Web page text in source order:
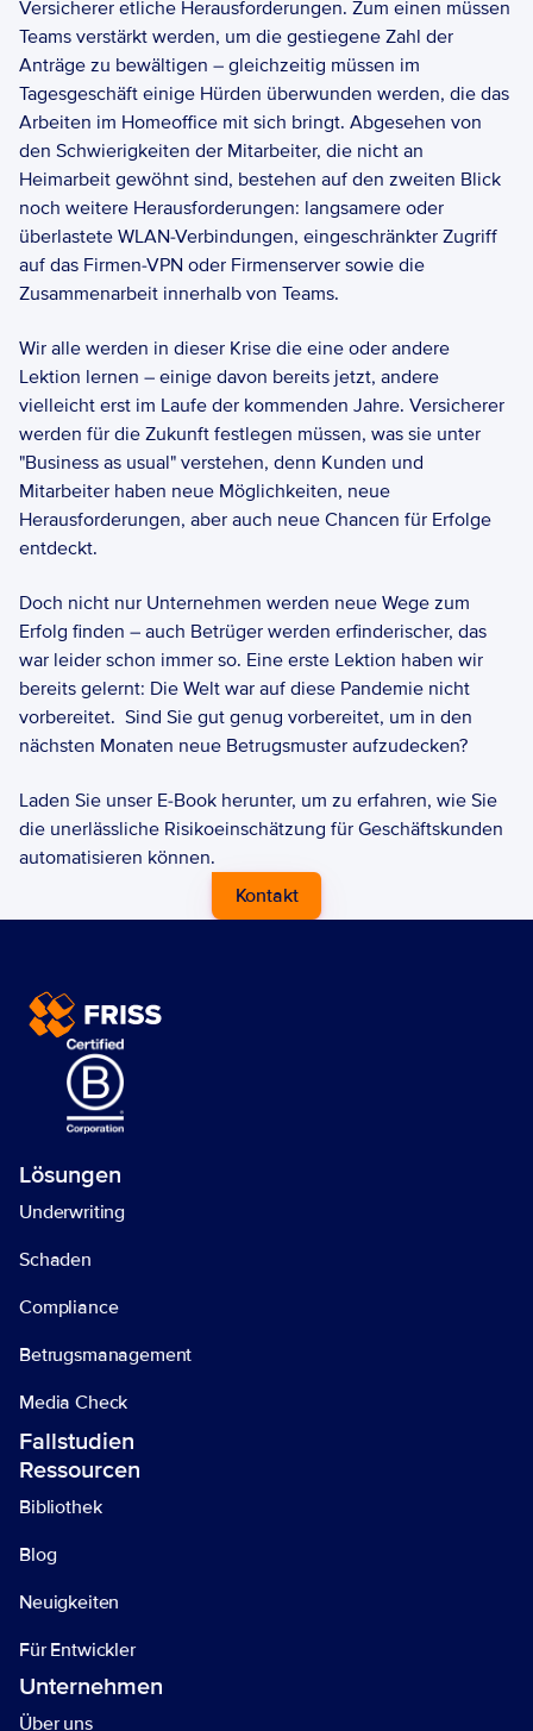
Versicherer etliche Herausforderungen. Zum einen müssen
Teams verstärkt werden, um die gestiegene Zahl der
Anträge zu bewältigen – gleichzeitig müssen im
Tagesgeschäft einige Hürden überwunden werden, die das
Arbeiten im Homeoffice mit sich bringt. Abgesehen von
den Schwierigkeiten der Mitarbeiter, die nicht an
Heimarbeit gewöhnt sind, bestehen auf den zweiten Blick
noch weitere Herausforderungen: langsamere oder
überlastete WLAN-Verbindungen, eingeschränkter Zugriff
auf das Firmen-VPN oder Firmenserver sowie die
Zusammenarbeit innerhalb von Teams.
Wir alle werden in dieser Krise die eine oder andere
Lektion lernen – einige davon bereits jetzt, andere
vielleicht erst im Laufe der kommenden Jahre. Versicherer
werden für die Zukunft festlegen müssen, was sie unter
"Business as usual" verstehen, denn Kunden und
Mitarbeiter haben neue Möglichkeiten, neue
Herausforderungen, aber auch neue Chancen für Erfolge
entdeckt.
Doch nicht nur Unternehmen werden neue Wege zum
Erfolg finden – auch Betrüger werden erfinderischer, das
war leider schon immer so. Eine erste Lektion haben wir
bereits gelernt: Die Welt war auf diese Pandemie nicht
vorbereitet.  Sind Sie gut genug vorbereitet, um in den
nächsten Monaten neue Betrugsmuster aufzudecken?
Laden Sie unser E-Book herunter, um zu erfahren, wie Sie
die unerlässliche Risikoeinschätzung für Geschäftskunden
automatisieren können.
Kontakt
Lösungen
Underwriting
Schaden
Compliance
Betrugsmanagement
Media Check
Fallstudien
Ressourcen
Bibliothek
Blog
Neuigkeiten
Für Entwickler
Unternehmen
Über uns